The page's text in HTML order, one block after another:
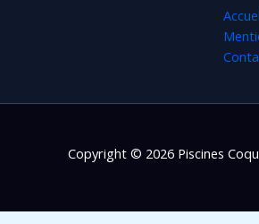
Copyright © 2026 Piscines